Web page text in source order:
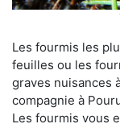
Les fourmis les
feuilles ou les
graves nuisances
compagnie à
Les fourmis vous